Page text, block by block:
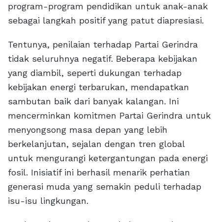
program-program pendidikan untuk anak-anak
sebagai langkah positif yang patut diapresiasi.
Tentunya, penilaian terhadap Partai Gerindra
tidak seluruhnya negatif. Beberapa kebijakan
yang diambil, seperti dukungan terhadap
kebijakan energi terbarukan, mendapatkan
sambutan baik dari banyak kalangan. Ini
mencerminkan komitmen Partai Gerindra untuk
menyongsong masa depan yang lebih
berkelanjutan, sejalan dengan tren global
untuk mengurangi ketergantungan pada energi
fosil. Inisiatif ini berhasil menarik perhatian
generasi muda yang semakin peduli terhadap
isu-isu lingkungan.